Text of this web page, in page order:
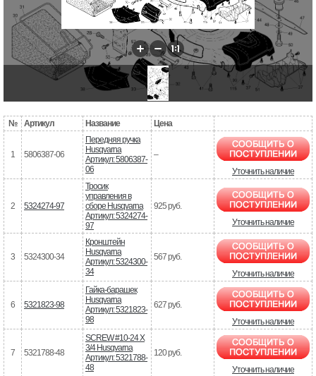
№ Артикул Название Цена
1 5806387-06
Передняя ручка
Husqvarna
Артикул: 5806387-
06
–
Уточнить наличие
2 5324274-97
Тросик
управления в
сборе Husqvarna
Артикул: 5324274-
97
925 руб.
Уточнить наличие
3 5324300-34
Кронштейн
Husqvarna
Артикул: 5324300-
34
567 руб.
Уточнить наличие
6 5321823-98
Гайка-барашек
Husqvarna
Артикул: 5321823-
98
627 руб.
Уточнить наличие
7 5321788-48
SCREW #10-24 X
3/4 Husqvarna
Артикул: 5321788-
48
120 руб.
Уточнить наличие